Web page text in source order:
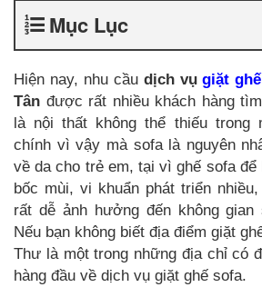
Mục Lục
Hiện nay, nhu cầu dịch vụgiặt
Tân được rất nhiều khách hàng
là nội thất không thể thiếu trong
chính vì vậy mà sofa là nguyên
về da cho trẻ em, tại vì ghế sofa
bốc mùi, vi khuẩn phát triển
rất dễ ảnh hưởng đến không gian
Nếu bạn không biết địa điểm giặt
Thư là một trong những địa chỉ có
hàng đầu về dịch vụ giặt ghế sofa.